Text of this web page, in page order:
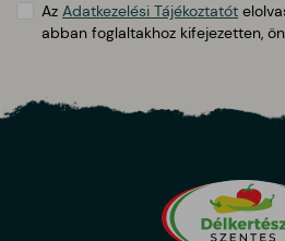
Az Adatkezelési Tájékoztatót
abban foglaltakhoz kifejezetten,